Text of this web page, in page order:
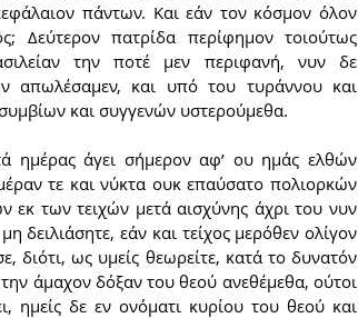
πάντων. Και εάν τον κόσμον όλον
Δεύτερον πατρίδα περίφημον τοιούτως
την ποτέ μεν περιφανή, νυν δε
απωλέσαμεν, και υπό του τυράννου και
και συγγενών υστερούμεθα.
τε και νύκτα ουκ επαύσατο πολιορκών
εκ των τειχών μετά αισχύνης άχρι του νυν
εάν και τείχος μερόθεν ολίγον
ως υμείς θεωρείτε, κατά το δυνατόν
άμαχον δόξαν του θεού ανεθέμεθα, ούτοι
ημείς δε εν ονόματι κυρίου του θεού και